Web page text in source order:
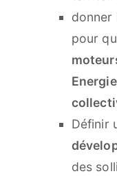
donner
pour
Définir
des